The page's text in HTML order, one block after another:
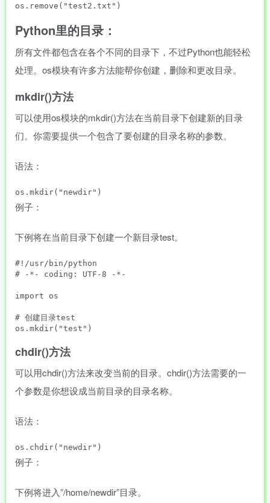
Python里的目录：
所有文件都包含在各个不同的目录下，不过Python也能轻松
处理。os模块有许多方法能帮你创建，删除和更改目录。
mkdir()方法
可以使用os模块的mkdir()方法在当前目录下创建新的目录
们。你需要提供一个包含了要创建的目录名称的参数。
语法：
例子：
下例将在当前目录下创建一个新目录test。
#!/usr/bin/python
# -*- coding: UTF-8 -*-
import os
# 创建目录test
chdir()方法
可以用chdir()方法来改变当前的目录。chdir()方法需要的一
个参数是你想设成当前目录的目录名称。
语法：
例子：
下例将进入”/home/newdir”目录。